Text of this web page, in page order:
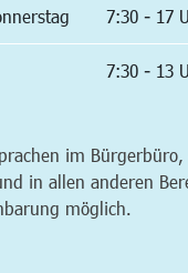
7:30 - 17
7:30 - 13
im
in allen anderen
möglich.